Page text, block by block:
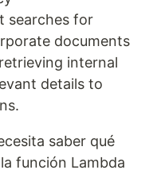
searches for
documents
internal
details to
saber qué
función Lambda